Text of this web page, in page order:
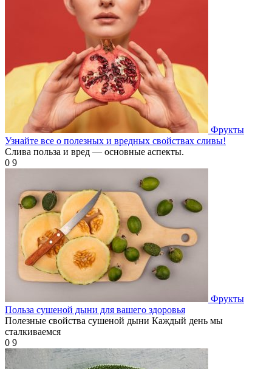
Фрукты
Узнайте все о полезных и вредных свойствах сливы!
Слива польза и вред — основные аспекты.
0 9
Фрукты
Польза сушеной дыни для вашего здоровья
Полезные свойства сушеной дыни Каждый день мы
сталкиваемся
0 9